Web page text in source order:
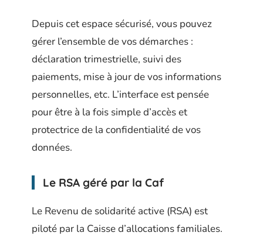
Depuis cet espace sécurisé, vous pouvez
gérer l’ensemble de vos démarches :
déclaration trimestrielle, suivi des
paiements, mise à jour de vos informations
personnelles, etc. L’interface est pensée
pour être à la fois simple d’accès et
protectrice de la confidentialité de vos
données.
Le RSA géré par la Caf
Le Revenu de solidarité active (RSA) est
piloté par la Caisse d’allocations familiales.